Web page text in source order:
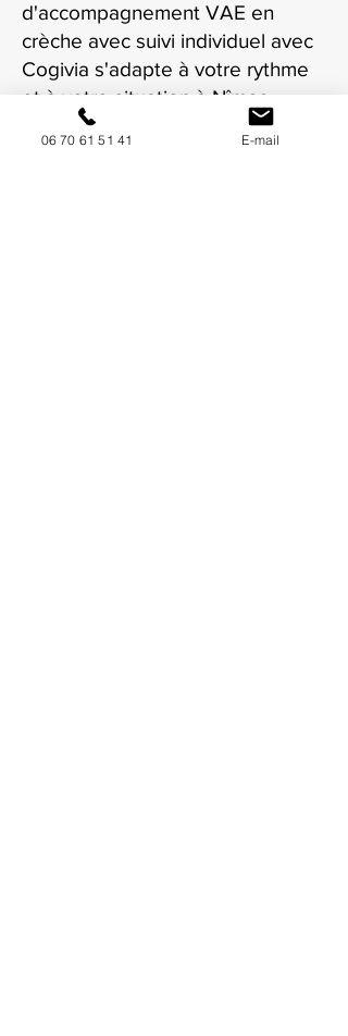
d'accompagnement VAE en
crèche avec suivi individuel avec
Cogivia s'adapte à votre rythme
et à votre situation à Nîmes.
06 70 61 51 41 E-mail